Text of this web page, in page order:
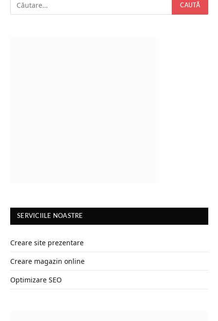
SERVICIILE NOASTRE
Creare site prezentare
Creare magazin online
Optimizare SEO